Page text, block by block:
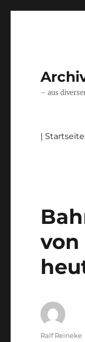
– aus
| Startseite
von
Autor
Ralf Reineke